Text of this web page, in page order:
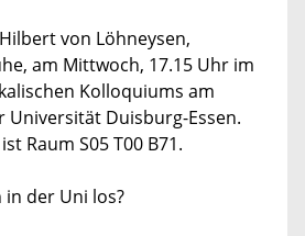
von Löhneysen,
am Mittwoch, 17.15 Uhr im
Kolloquiums am
Universität Duisburg-Essen.
Raum S05 T00 B71.
der Uni los?